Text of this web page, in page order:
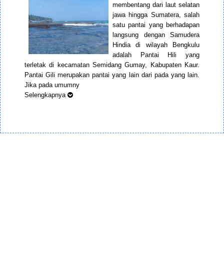
membentang dari laut selatan
jawa hingga Sumatera, salah
satu pantai yang berhadapan
langsung dengan Samudera
Hindia di wilayah Bengkulu
adalah Pantai Hili yang
terletak di kecamatan Semidang Gumay, Kabupaten Kaur.
Pantai Gili merupakan pantai yang lain dari pada yang lain.
Jika pada umumny
Selengkapnya